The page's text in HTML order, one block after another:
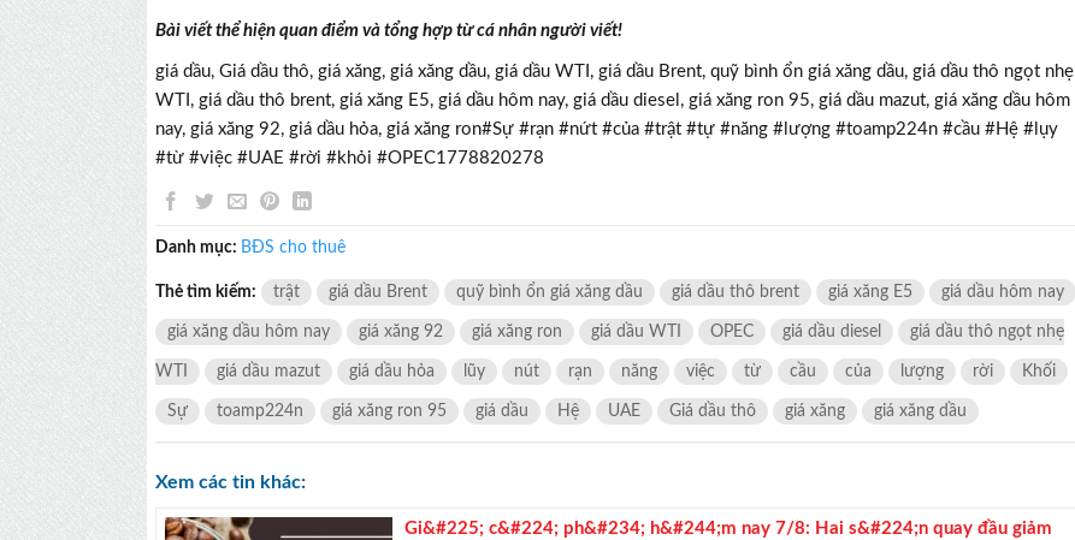
Bài viết thể hiện quan điểm và tổng hợp từ cá nhân người viết!
giá dầu, Giá dầu thô, giá xăng, giá xăng dầu, giá dầu WTI, giá dầu Brent, quỹ bình ổn giá xăng dầu, giá dầu thô ngọt nhẹ
WTI, giá dầu thô brent, giá xăng E5, giá dầu hôm nay, giá dầu diesel, giá xăng ron 95, giá dầu mazut, giá xăng dầu hôm
nay, giá xăng 92, giá dầu hỏa, giá xăng ron#Sự #rạn #nứt #của #trật #tự #năng #lượng #toamp224n #cầu #Hệ #lụy
#từ #việc #UAE #rời #khỏi #OPEC1778820278
Danh mục: BĐS cho thuê
Thẻ tìm kiếm: trật giá dầu Brent quỹ bình ổn giá xăng dầu giá dầu thô brent giá xăng E5 giá dầu hôm nay
giá xăng dầu hôm nay giá xăng 92 giá xăng ron giá dầu WTI OPEC giá dầu diesel giá dầu thô ngọt nhẹ
WTI giá dầu mazut giá dầu hỏa lũy nút rạn năng việc từ cầu của lượng rời Khối
Sự toamp224n giá xăng ron 95 giá dầu Hệ UAE Giá dầu thô giá xăng giá xăng dầu
Xem các tin khác:
Gi&#225; c&#224; ph&#234; h&#244;m nay 7/8: Hai s&#224;n quay đầu giảm